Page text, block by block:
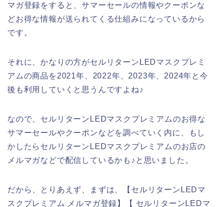
マガ登録をすると、サマーセールの情報やクーポンな
どお得な情報が送られてくる仕組みになっているから
です。
それに、かなりの方がセルリターンLEDマスクプレミ
アムの商品を2021年、2022年、2023年、2024年と今
後も利用していくと思うんですよね♪
なので、セルリターンLEDマスクプレミアムのお得な
サマーセールやクーポンなどを調べていく内に、もし
かしたらセルリターンLEDマスクプレミアムのお店の
メルマガなどで配信しているかも♪と思いました。
だから、とりあえず、まずは、【セルリターンLEDマ
スクプレミアム メルマガ登録】【 セルリターンLEDマ